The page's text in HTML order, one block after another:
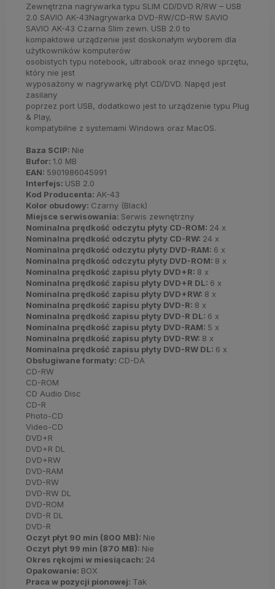
Zewnętrzna nagrywarka typu SLIM CD/DVD R/RW – USB
2.0 SAVIO AK-43Nagrywarka DVD-RW/CD-RW SAVIO
SAVIO AK-43 Czarna Slim zewn. USB 2.0 to
kompaktowe urządzenie jest doskonałym wyborem dla
użytkowników komputerów
osobistych typu notebook, ultrabook oraz innego sprzętu,
który nie jest
wyposażony w nagrywarkę płyt CD/DVD. Napęd jest
zasilany
poprzez port USB, dodatkowo jest to urządzenie typu Plug
& Play,
kompatybilne z systemami Windows oraz MacOS.
Baza SCIP: Nie
Bufor: 1.0 MB
EAN: 5901986045991
Interfejs: USB 2.0
Kod Producenta: AK-43
Kolor obudowy: Czarny (Black)
Miejsce serwisowania: Serwis zewnętrzny
Nominalna prędkość odczytu płyty CD-ROM: 24 x
Nominalna prędkość odczytu płyty CD-RW: 24 x
Nominalna prędkość odczytu płyty DVD-RAM: 6 x
Nominalna prędkość odczytu płyty DVD-ROM: 8 x
Nominalna prędkość zapisu płyty DVD+R: 8 x
Nominalna prędkość zapisu płyty DVD+R DL: 6 x
Nominalna prędkość zapisu płyty DVD+RW: 8 x
Nominalna prędkość zapisu płyty DVD-R: 8 x
Nominalna prędkość zapisu płyty DVD-R DL: 6 x
Nominalna prędkość zapisu płyty DVD-RAM: 5 x
Nominalna prędkość zapisu płyty DVD-RW: 8 x
Nominalna prędkość zapisu płyty DVD-RW DL: 6 x
Obsługiwane formaty: CD-DA
CD-RW
CD-ROM
CD Audio Disc
CD-R
Photo-CD
Video-CD
DVD+R
DVD+R DL
DVD+RW
DVD-RAM
DVD-RW
DVD-RW DL
DVD-ROM
DVD-R DL
DVD-R
Oczyt płyt 90 min (800 MB): Nie
Oczyt płyt 99 min (870 MB): Nie
Okres rękojmi w miesiącach: 24
Opakowanie: BOX
Praca w pozycji pionowej: Tak